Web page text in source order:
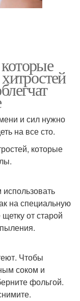
и сил нужно
на все сто.
которые
на специальную
от старой
Чтобы
соком и
фольгой.